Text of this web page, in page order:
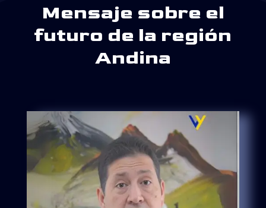
Mensaje sobre el
futuro de la región
Andina